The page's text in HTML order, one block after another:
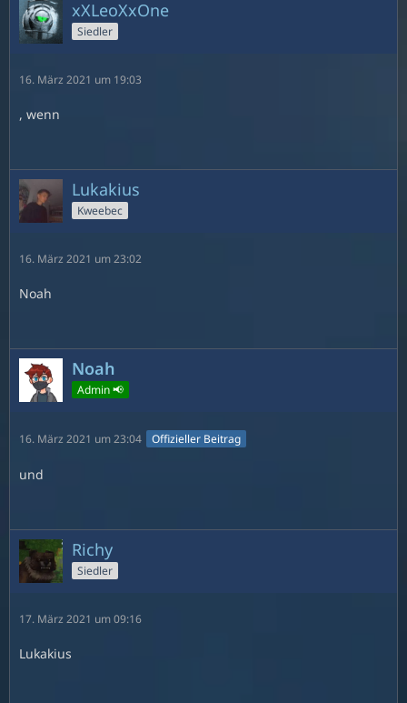
xXLeoXxOne
Siedler
16. März 2021 um 19:03
, wenn
Lukakius
Kweebec
16. März 2021 um 23:02
Noah
Noah
Admin 📢
16. März 2021 um 23:04 Offizieller Beitrag
und
Richy
Siedler
17. März 2021 um 09:16
Lukakius